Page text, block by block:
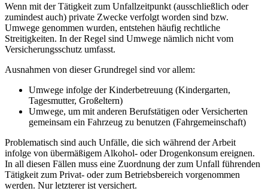
Wenn mit der Tätigkeit zum Unfallzeitpunkt (ausschließlich oder
zumindest auch) private Zwecke verfolgt worden sind bzw.
Umwege genommen wurden, entstehen häufig rechtliche
Streitigkeiten. In der Regel sind Umwege nämlich nicht vom
Versicherungsschutz umfasst.
Ausnahmen von dieser Grundregel sind vor allem:
Umwege infolge der Kinderbetreuung (Kindergarten,
Tagesmutter, Großeltern)
Umwege, um mit anderen Berufstätigen oder Versicherten
gemeinsam ein Fahrzeug zu benutzen (Fahrgemeinschaft)
Problematisch sind auch Unfälle, die sich während der Arbeit
infolge von übermäßigem Alkohol- oder Drogenkonsum ereignen.
In all diesen Fällen muss eine Zuordnung der zum Unfall führenden
Tätigkeit zum Privat- oder zum Betriebsbereich vorgenommen
werden. Nur letzterer ist versichert.